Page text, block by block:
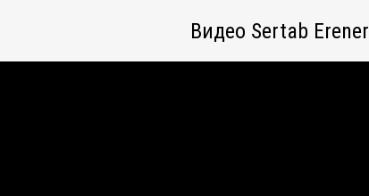
Видео Sertab Erener